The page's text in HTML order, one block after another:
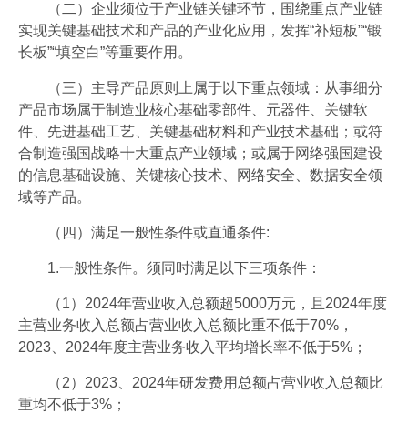
（二）企业须位于产业链关键环节，围绕重点产业链
实现关键基础技术和产品的产业化应用，发挥“补短板”“锻
长板”“填空白”等重要作用。
（三）主导产品原则上属于以下重点领域：从事细分
产品市场属于制造业核心基础零部件、元器件、关键软
件、先进基础工艺、关键基础材料和产业技术基础；或符
合制造强国战略十大重点产业领域；或属于网络强国建设
的信息基础设施、关键核心技术、网络安全、数据安全领
域等产品。
（四）满足一般性条件或直通条件:
1.一般性条件。须同时满足以下三项条件：
（1）2024年营业收入总额超5000万元，且2024年度
主营业务收入总额占营业收入总额比重不低于70%，
2023、2024年度主营业务收入平均增长率不低于5%；
（2）2023、2024年研发费用总额占营业收入总额比
重均不低于3%；